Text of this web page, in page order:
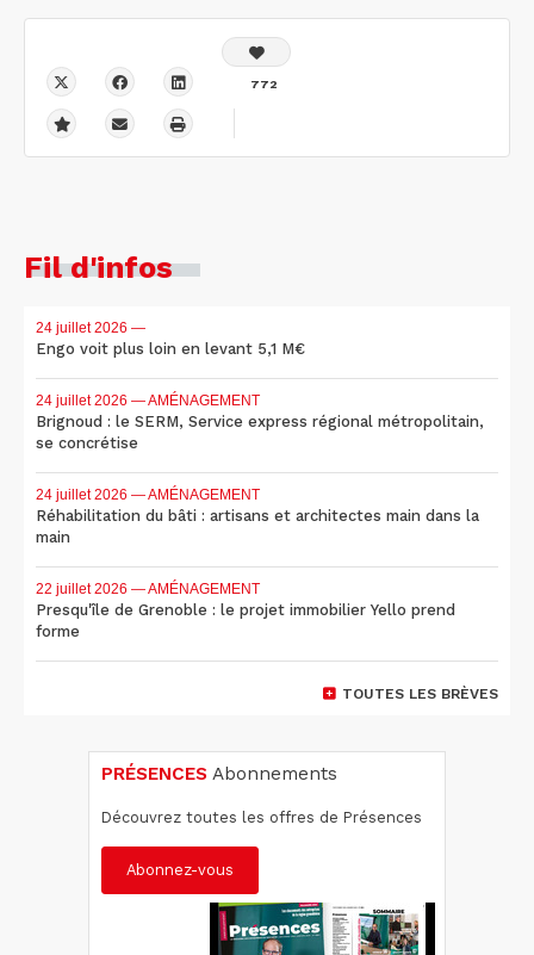
772
Fil d'infos
24 juillet 2026 —
Engo voit plus loin en levant 5,1 M€
24 juillet 2026 — AMÉNAGEMENT
Brignoud : le SERM, Service express régional métropolitain,
se concrétise
24 juillet 2026 — AMÉNAGEMENT
Réhabilitation du bâti : artisans et architectes main dans la
main
22 juillet 2026 — AMÉNAGEMENT
Presqu'île de Grenoble : le projet immobilier Yello prend
forme
TOUTES LES BRÈVES
PRÉSENCES Abonnements
Découvrez toutes les offres de Présences
Abonnez-vous